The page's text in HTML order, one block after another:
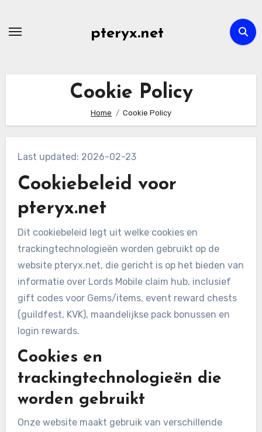
pteryx.net
Cookie Policy
Home Cookie Policy
Last updated: 2026-02-23
Cookiebeleid voor
pteryx.net
Dit cookiebeleid legt uit welke cookies en
trackingtechnologieën worden gebruikt op de
website pteryx.net, die gericht is op het bieden van
informatie over Lords Mobile claim hub, inclusief
gift codes voor Gems/items, event reward chests
(guildfest, KVK), maandelijkse pack bonussen en
login rewards.
Cookies en
trackingtechnologieën die
worden gebruikt
Onze website maakt gebruik van verschillende